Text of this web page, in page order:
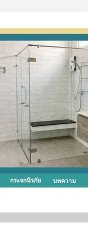
กระจกนิรภัย บทความ